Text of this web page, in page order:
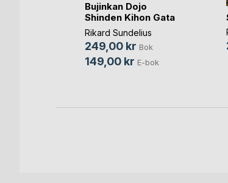
Bujinkan Dojo
Shinden Kihon Gata
Rikard Sundelius
249,00 kr Bok
149,00 kr E-bok